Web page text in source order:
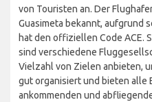
von Touristen an. Der
Guasimeta bekannt, aufgrund
hat den offiziellen Code ACE.
sind verschiedene
Vielzahl von Zielen anbieten,
gut organisiert und bieten alle
ankommenden und